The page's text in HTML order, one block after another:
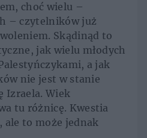
choć wielu –
– czytelników już
Skądinąd to
jak wielu młodych
a jak
nie jest w stanie
Izraela. Wiek
tu różnicę. Kwestia
ale to może jednak